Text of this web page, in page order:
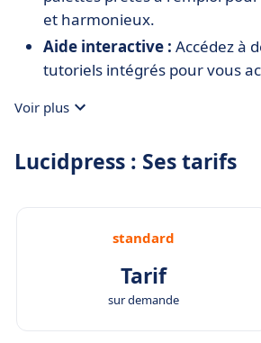
et harmonieux.
Aide interactive : Accédez à
tutoriels intégrés pour vous
Voir plus
Lucidpress : Ses tarifs
standard
Tarif
sur demande